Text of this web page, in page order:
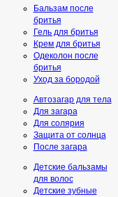
Бальзам после
бритья
Гель для бритья
Крем для бритья
Одеколон после
бритья
Уход за бородой
Автозагар для тела
Для загара
Для солярия
Защита от солнца
После загара
Детские бальзамы
для волос
Детские зубные